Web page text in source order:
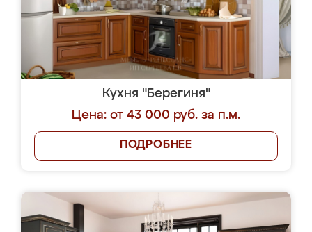
Кухня "Берегиня"
Цена: от 43 000 руб. за п.м.
ПОДРОБНЕЕ